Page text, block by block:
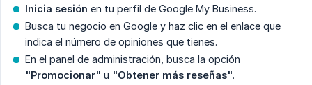
Inicia sesión en tu perfil de Google My Business.
Busca tu negocio en Google y haz clic en el enlace que
indica el número de opiniones que tienes.
En el panel de administración, busca la opción
"Promocionar" u "Obtener más reseñas".